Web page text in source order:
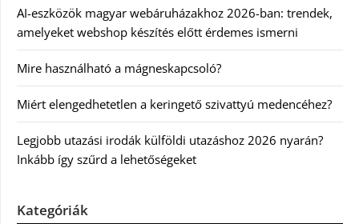
AI-eszközök magyar webáruházakhoz 2026-ban: trendek,
amelyeket webshop készítés előtt érdemes ismerni
Mire használható a mágneskapcsoló?
Miért elengedhetetlen a keringető szivattyú medencéhez?
Legjobb utazási irodák külföldi utazáshoz 2026 nyarán?
Inkább így szűrd a lehetőségeket
Kategóriák